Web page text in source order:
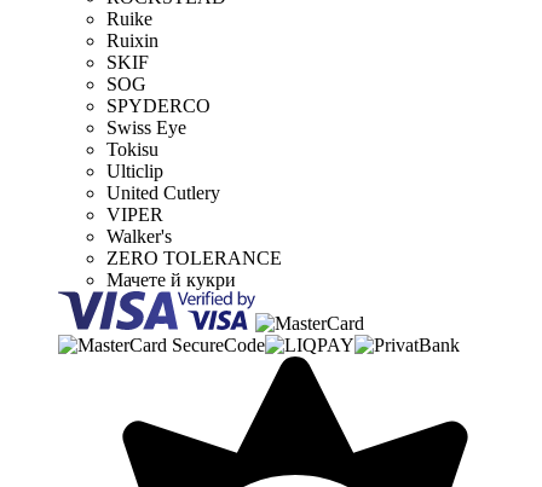
Ruike
Ruixin
SKIF
SOG
SPYDERCO
Swiss Eye
Tokisu
Ulticlip
United Cutlery
VIPER
Walker's
ZERO TOLERANCE
Мачете й кукри